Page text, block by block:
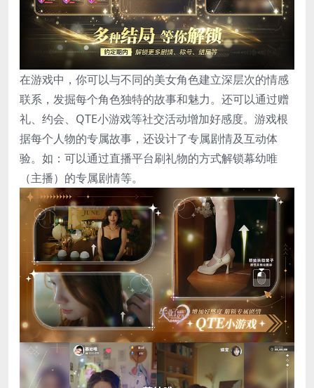
在游戏中，你可以与不同的美女角色建立深层次的情感
联系，发掘每个角色独特的故事和魅力。还可以通过赠
礼、约会、QTE小游戏等社交活动增加好感度。游戏根
据每个人物的专属故事，还设计了专属剧情及互动体
验。如：可以通过直播平台刷礼物的方式解锁幕幼唯
（主播）的专属剧情等。